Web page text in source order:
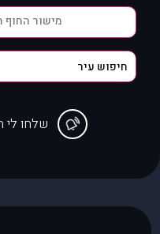
מישור החוף
שלחו לי